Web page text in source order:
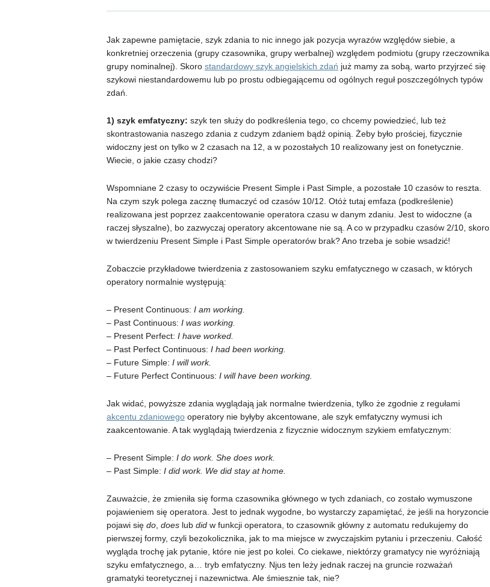
Jak zapewne pamiętacie, szyk zdania to nic innego jak pozycja wyrazów względów siebie, a
konkretniej orzeczenia (grupy czasownika, grupy werbalnej) względem podmiotu (grupy rzeczownika,
grupy nominalnej). Skoro standardowy szyk angielskich zdań już mamy za sobą, warto przyjrzeć się
szykowi niestandardowemu lub po prostu odbiegającemu od ogólnych reguł poszczególnych typów
zdań.
1) szyk emfatyczny: szyk ten służy do podkreślenia tego, co chcemy powiedzieć, lub też
skontrastowania naszego zdania z cudzym zdaniem bądź opinią. Żeby było prościej, fizycznie
widoczny jest on tylko w 2 czasach na 12, a w pozostałych 10 realizowany jest on fonetycznie.
Wiecie, o jakie czasy chodzi?
Wspomniane 2 czasy to oczywiście Present Simple i Past Simple, a pozostałe 10 czasów to reszta.
Na czym szyk polega zacznę tłumaczyć od czasów 10/12. Otóż tutaj emfaza (podkreślenie)
realizowana jest poprzez zaakcentowanie operatora czasu w danym zdaniu. Jest to widoczne (a
raczej słyszalne), bo zazwyczaj operatory akcentowane nie są. A co w przypadku czasów 2/10, skoro
w twierdzeniu Present Simple i Past Simple operatorów brak? Ano trzeba je sobie wsadzić!
Zobaczcie przykładowe twierdzenia z zastosowaniem szyku emfatycznego w czasach, w których
operatory normalnie występują:
– Present Continuous: I am working.
– Past Continuous: I was working.
– Present Perfect: I have worked.
– Past Perfect Continuous: I had been working.
– Future Simple: I will work.
– Future Perfect Continuous: I will have been working.
Jak widać, powyższe zdania wyglądają jak normalne twierdzenia, tylko że zgodnie z regułami
akcentu zdaniowegooperatory nie byłyby akcentowane, ale szyk emfatyczny wymusi ich
zaakcentowanie. A tak wyglądają twierdzenia z fizycznie widocznym szykiem emfatycznym:
– Present Simple: I do work. She does work.
– Past Simple: I did work. We did stay at home.
Zauważcie, że zmieniła się forma czasownika głównego w tych zdaniach, co zostało wymuszone
pojawieniem się operatora. Jest to jednak wygodne, bo wystarczy zapamiętać, że jeśli na horyzoncie
pojawi się do, doeslub didw funkcji operatora, to czasownik główny z automatu redukujemy do
pierwszej formy, czyli bezokolicznika, jak to ma miejsce w zwyczajskim pytaniu i przeczeniu. Całość
wygląda trochę jak pytanie, które nie jest po kolei. Co ciekawe, niektórzy gramatycy nie wyróżniają
szyku emfatycznego, a… tryb emfatyczny. Njus ten leży jednak raczej na gruncie rozważań
gramatyki teoretycznej i nazewnictwa. Ale śmiesznie tak, nie?